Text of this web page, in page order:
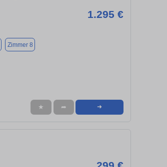
1.295 €
Zimmer 8
★ ➦ ➜